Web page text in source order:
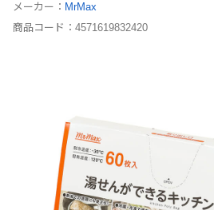
メーカー： MrMax
商品コード： 4571619832420